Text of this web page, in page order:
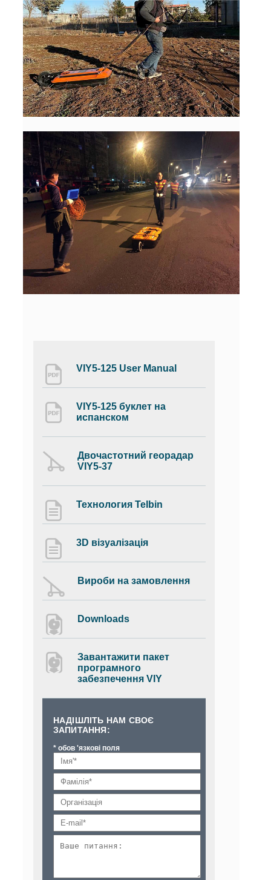
VIY5-125 User Manual
VIY5-125 буклет на
испанском
Двочастотний георадар
VIY5-37
Технология Telbin
3D візуалізація
Вироби на замовлення
Downloads
Завантажити пакет
програмного
забезпечення VIY
НАДІШЛІТЬ НАМ СВОЄ
ЗАПИТАННЯ:
* обов 'язкові поля